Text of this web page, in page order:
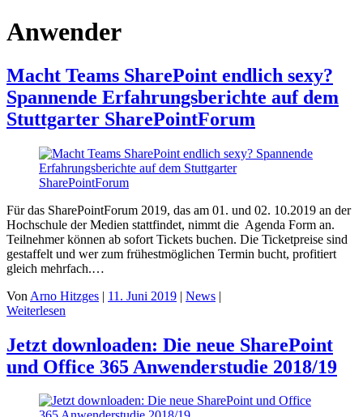
Anwender
Macht Teams SharePoint endlich sexy?
Spannende Erfahrungsberichte auf dem
Stuttgarter SharePointForum
Für das SharePointForum 2019, das am 01. und 02. 10.2019 an der
Hochschule der Medien stattfindet, nimmt die Agenda Form an.
Teilnehmer können ab sofort Tickets buchen. Die Ticketpreise sind
gestaffelt und wer zum frühestmöglichen Termin bucht, profitiert
gleich mehrfach.…
Von Arno Hitzges | 11. Juni 2019 | News |
Weiterlesen
Jetzt downloaden: Die neue SharePoint
und Office 365 Anwenderstudie 2018/19